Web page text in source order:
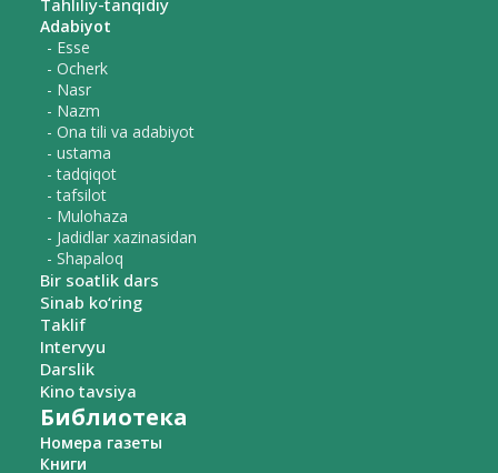
Tahliliy-tanqidiy
Adabiyot
- Esse
- Ocherk
- Nasr
- Nazm
- Ona tili va adabiyot
- ustama
- tadqiqot
- tafsilot
- Mulohaza
- Jadidlar xazinasidan
- Shapaloq
Bir soatlik dars
Sinab ko‘ring
Taklif
Intervyu
Darslik
Kino tavsiya
Библиотека
Номера газеты
Книги